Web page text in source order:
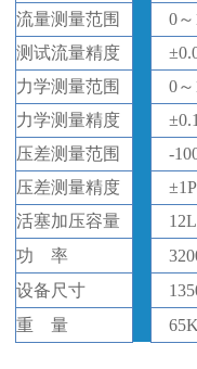
流量测量范围 0～
测试流量精度
±
力学测量范围 0～
力学测量精度 ±0.1
压差测量范围 -
压差测量精度
±1
活塞加压容量
12L
功
率
设备尺寸
重
量 65